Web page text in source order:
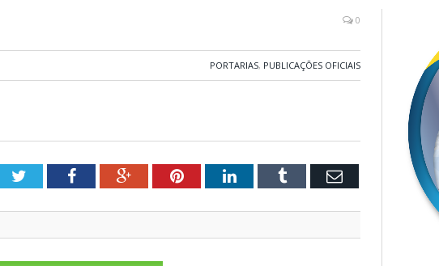
0
PORTARIAS, PUBLICAÇÕES OFICIAIS
TwitterFacebookGoogle+PinterestLinkedInTumblr Email